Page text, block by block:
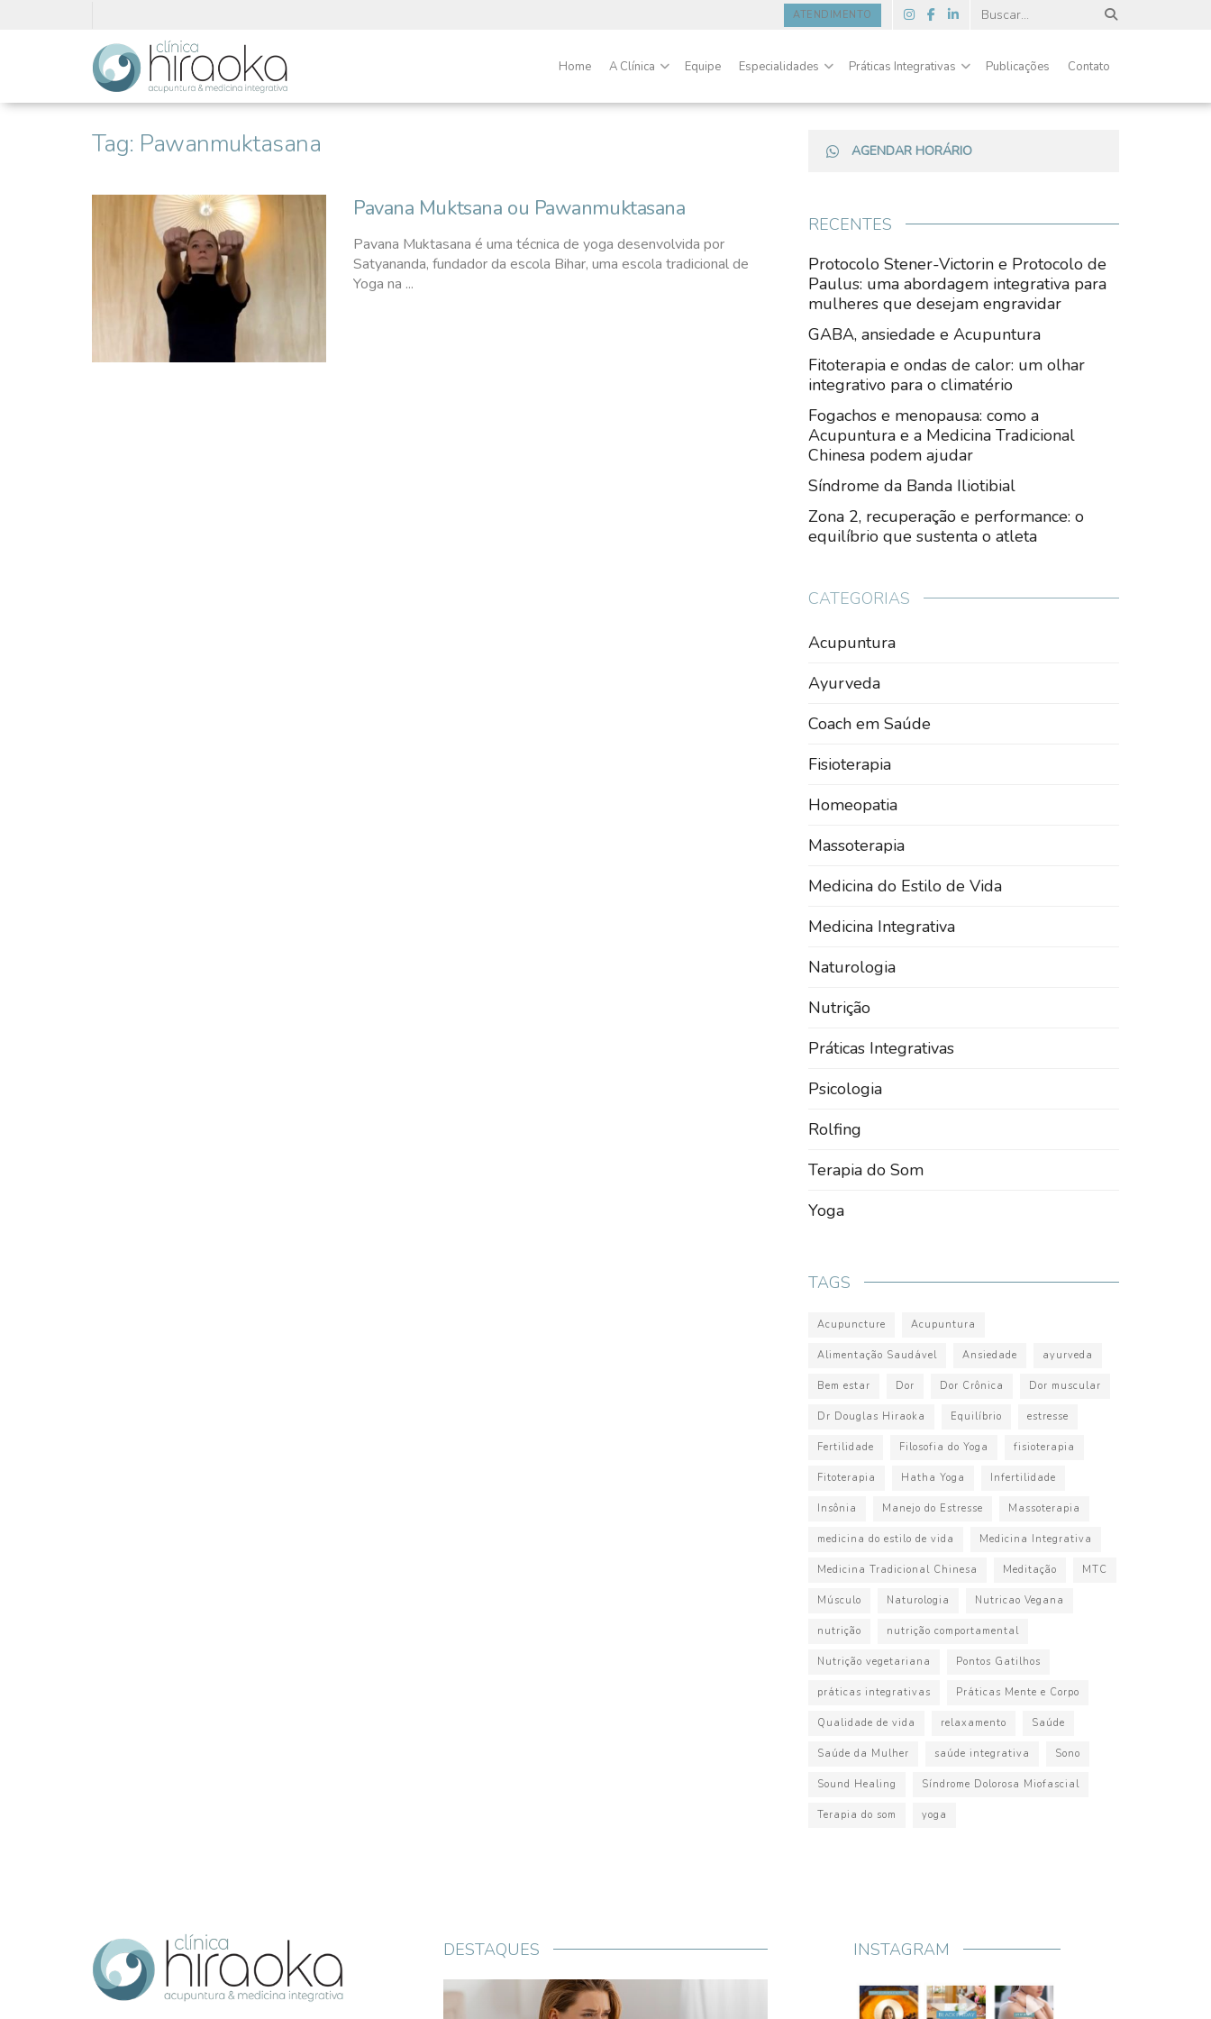
ATENDIMENTO
Home A Clínica Equipe Especialidades Práticas Integrativas Publicações Contato
Tag: Pawanmuktasana
Pavana Muktsana ou Pawanmuktasana
Pavana Muktasana é uma técnica de yoga desenvolvida por
Satyananda, fundador da escola Bihar, uma escola tradicional de
Yoga na ...
AGENDAR HORÁRIO
RECENTES
Protocolo Stener-Victorin e Protocolo de
Paulus: uma abordagem integrativa para
mulheres que desejam engravidar
GABA, ansiedade e Acupuntura
Fitoterapia e ondas de calor: um olhar
integrativo para o climatério
Fogachos e menopausa: como a
Acupuntura e a Medicina Tradicional
Chinesa podem ajudar
Síndrome da Banda Iliotibial
Zona 2, recuperação e performance: o
equilíbrio que sustenta o atleta
CATEGORIAS
Acupuntura
Ayurveda
Coach em Saúde
Fisioterapia
Homeopatia
Massoterapia
Medicina do Estilo de Vida
Medicina Integrativa
Naturologia
Nutrição
Práticas Integrativas
Psicologia
Rolfing
Terapia do Som
Yoga
TAGS
Acupuncture Acupuntura
Alimentação Saudável Ansiedade ayurveda
Bem estar Dor Dor Crônica Dor muscular
Dr Douglas Hiraoka Equilíbrio estresse
Fertilidade Filosofia do Yoga fisioterapia
Fitoterapia Hatha Yoga Infertilidade
Insônia Manejo do Estresse Massoterapia
medicina do estilo de vida Medicina Integrativa
Medicina Tradicional Chinesa Meditação MTC
Músculo Naturologia Nutricao Vegana
nutrição nutrição comportamental
Nutrição vegetariana Pontos Gatilhos
práticas integrativas Práticas Mente e Corpo
Qualidade de vida relaxamento Saúde
Saúde da Mulher saúde integrativa Sono
Sound Healing Síndrome Dolorosa Miofascial
Terapia do som yoga
DESTAQUES INSTAGRAM